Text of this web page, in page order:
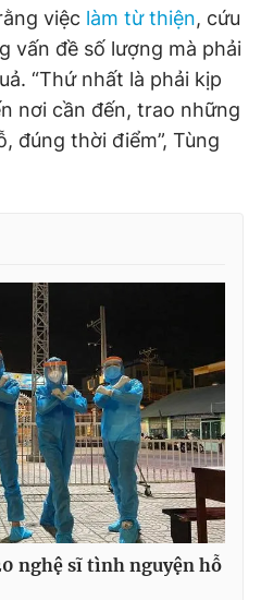
việc làm từ thiện, cứu
vấn đề số lượng mà phải
“Thứ nhất là phải kịp
nơi cần đến, trao những
đúng thời điểm”, Tùng
nghệ sĩ tình nguyện hỗ